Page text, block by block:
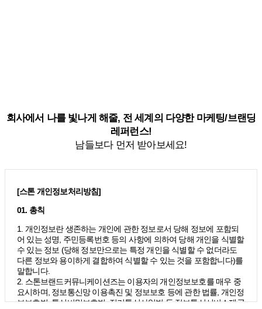
회사에서 나를 빛나게 해줄, 전 세계의 다양한 마케팅/브랜딩
레퍼런스!
남들보다 먼저 받아보세요!
[스톤 개인정보처리방침]
01. 총칙
1. 개인정보란 생존하는 개인에 관한 정보로서 당해 정보에 포함되
어 있는 성명, 주민등록번호 등의 사항에 의하여 당해 개인을 식별할
수 있는 정보 (당해 정보만으로는 특정 개인을 식별할 수 없더라도
다른 정보와 용이하게 결합하여 식별할 수 있는 것을 포함합니다)를
말합니다.
2. 스톤브랜드커뮤니케이션즈는 이용자의 개인정보보호를 매우 중
요시하며, 정보통신망 이용촉진 및 정보보호 등에 관한 법률, 개인정
보보호법, 통신비밀보호법, 전기통신사업법 등 정보통신서비스제공